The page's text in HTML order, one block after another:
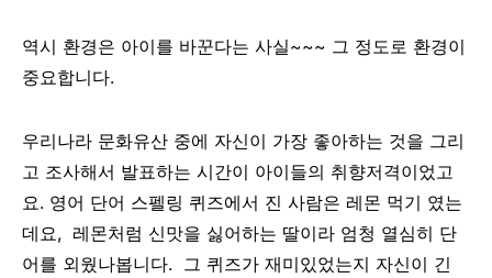
역시 환경은 아이를 바꾼다는 사실~~~ 그 정도로 환경이
중요합니다.
우리나라 문화유산 중에 자신이 가장 좋아하는 것을 그리
고 조사해서 발표하는 시간이 아이들의 취향저격이었고
요. 영어 단어 스펠링 퀴즈에서 진 사람은 레몬 먹기 였는
데요, 레몬처럼 신맛을 싫어하는 딸이라 엄청 열심히 단
어를 외웠나봅니다. 그 퀴즈가 재미있었는지 자신이 긴